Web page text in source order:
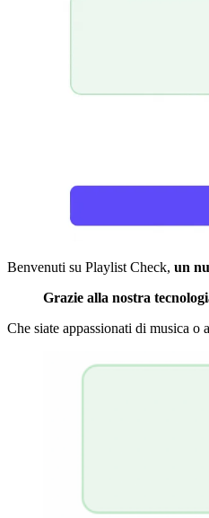
Benvenuti su Playlist Check, un
Grazie alla nostra
Che siate appassionati di musica